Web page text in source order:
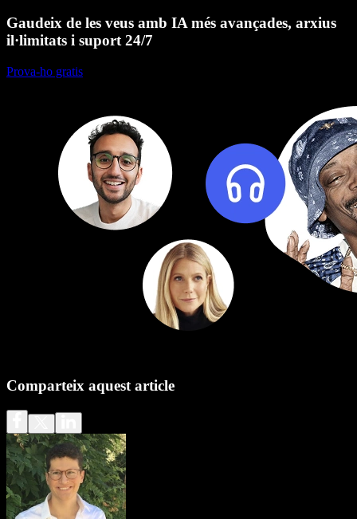
Gaudeix de les veus amb IA més avançades, arxius
il·limitats i suport 24/7
Prova-ho gratis
Comparteix aquest article